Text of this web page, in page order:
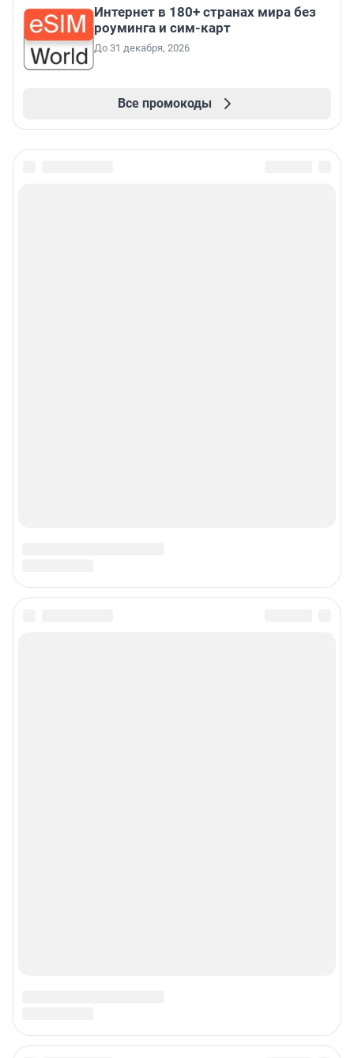
Интернет в 180+ странах мира без
роуминга и сим-карт
До 31 декабря, 2026
Все промокоды